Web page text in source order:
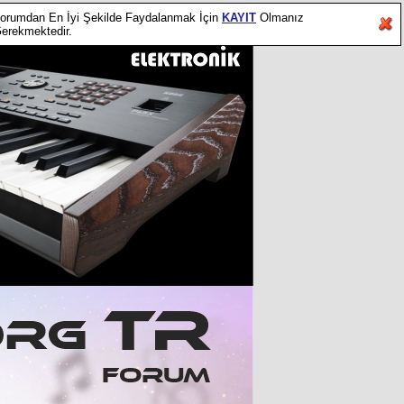
En İyi Şekilde Faydalanmak İçin KAYIT Olmanız